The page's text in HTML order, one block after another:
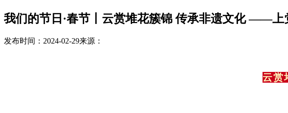
我们的节日·春节丨云赏堆花簇锦 传承非遗文化 ——上
发布时间：2024-02-29来源：
云赏